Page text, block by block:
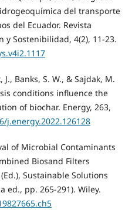
del transporte
del Ecuador. Revista
y Sostenibilidad, 4(2), 11-23.
Banks, S. W., & Sajdak, M.
conditions influence the
of biochar. Energy, 263,
j.energy.2022.126128
of Microbial Contaminants
Biosand Filters
Sustainable Solutions
ed., pp. 265-291). Wiley.